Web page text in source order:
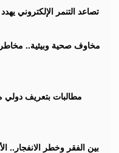
i
t
تصاعد التنمر الإلكتروني
مخاوف صحية وبيئية..
مطالبات بتعريف دولي
بين الفقر وخطر الانفجار..